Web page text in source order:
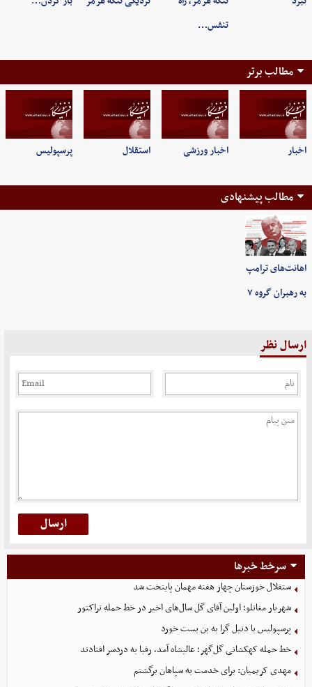
تنفس…
مطالب برتر
اخبار اخبار ورزشی استقلال پرسپولیس
مطالب پیشنهادی
اهانت‌های ترامپ
به رهبران گروه ۷
ارسال نظر
سرخط خبرها
ستقلال خوزستان چهار هفته مهمان پایتخت شد
شهریار مغانلو؛ اولین آقای گل سال‌های اخیر در خط حمله تراکتور
پرسپولیس با دنیل گرا به بن بست خورد
خط حمله کهکشانی گل‌گهر؛ عالیشاه آمد، رقبا به دردسر افتادند
مهدی کریمیان: برای خدمت به سپاهان برگشتم